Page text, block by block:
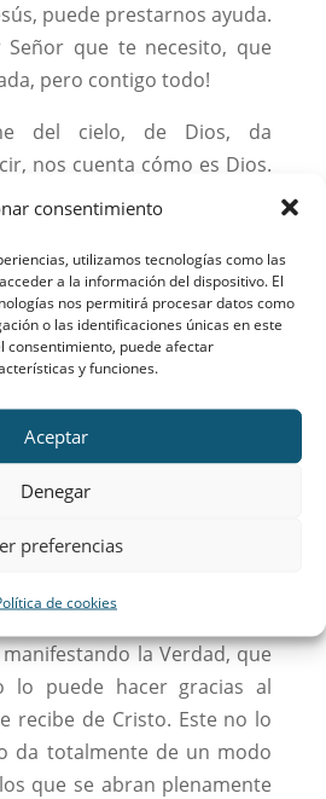
consentimiento
utilizamos tecnologías como las
a la información del dispositivo. El
nos permitirá procesar datos como
o las identificaciones únicas en este
consentimiento, puede afectar
y funciones.
Aceptar
Denegar
preferencias
de cookies
puede prestarnos ayuda.
Señor que te necesito, que
pero contigo todo!
del cielo, de Dios, da
nos cuenta cómo es Dios.
ver y oír y de lo que he visto
es Jesús quien nos ha
Padre y que Él, Jesús, es el
tanto, verdadero Dios como
con su resurrección nos
¿Aceptas este testimonio
soy como los que no
San Juan, normalmente, se
y cree en Jesús,
la Verdad, que
lo puede hacer gracias al
recibe de Cristo. Este no lo
da totalmente de un modo
que se abran plenamente